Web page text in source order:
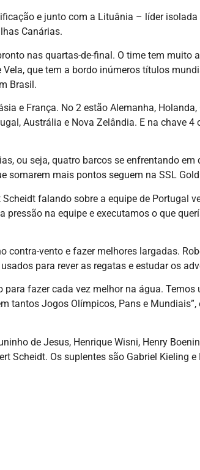
e junto com a Lituânia – líder isolada
Canárias.
nas quartas-de-final. O time tem muito
que tem a bordo inúmeros títulos
Brasil.
e França. No 2 estão Alemanha, Holanda,
Austrália e Nova Zelândia. E na chave 4
ou seja, quatro barcos se enfrentando em
somarem mais pontos seguem na SSL
falando sobre a equipe de Portugal
pressão na equipe e executamos o que
contra-vento e fazer melhores largadas.
para rever as regatas e estudar os
fazer cada vez melhor na água. Temos
tantos Jogos Olímpicos, Pans e Mundiais”,
de Jesus, Henrique Wisni, Henry
Scheidt. Os suplentes são Gabriel Kieling e